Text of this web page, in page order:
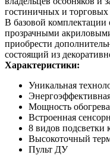
гостиничных и
В базовой комплектации
прозрачными
приобрести
состоящий из
Характеристики:
Уникальная
Мощноcть
Встроенная
8 видов подсветки
Высокоточный
Пульт ДУ